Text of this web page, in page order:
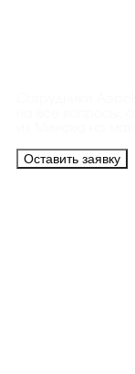
Оставить заявку